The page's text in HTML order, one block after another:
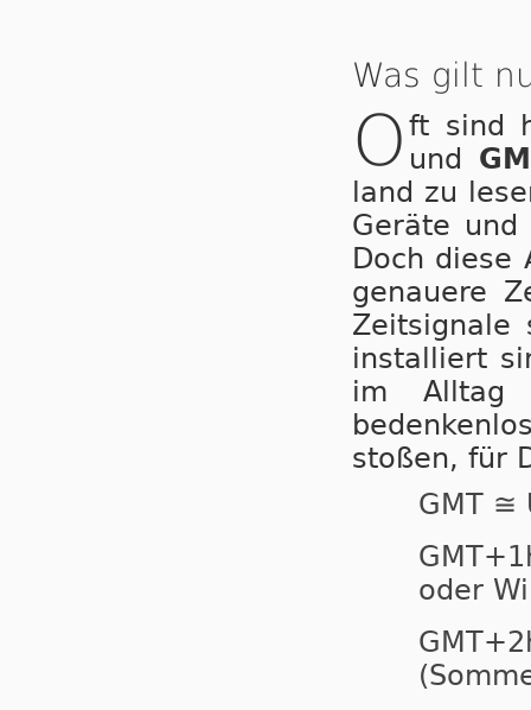
Was gilt
O ft sind
und
land zu
Geräte
Doch
ge­nau­e­re
Zeitsignale
installiert
im Alltag
stoßen, für
GMT ≅
oder